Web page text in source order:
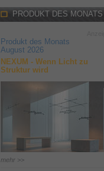
PRODUKT DES MONATS
Produkt des Monats
August 2026
NEXUM - Wenn Licht zu
Struktur wird
mehr >>